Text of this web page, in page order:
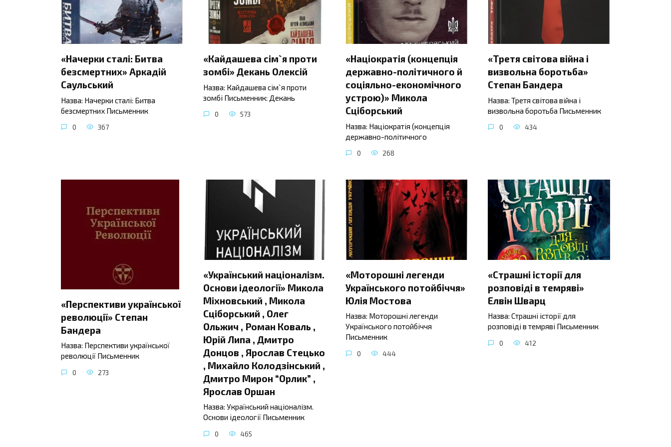
«Начерки сталі: Битва
безсмертних» Аркадій
Саульський
Назва: Начерки сталі: Битва
безсмертних Письменник
0 367
«Кайдашева сім`я проти
зомбі» Декань Олексій
Назва: Кайдашева сім`я проти
зомбі Письменник: Декань
0 573
«Націократія (концепція
державно-політичного й
соціяльно-економічного
устрою)» Микола
Сціборський
Назва: Націократія (концепція
державно-політичного
0 268
«Третя світова війна і
визвольна боротьба»
Степан Бандера
Назва: Третя світова війна і
визвольна боротьба Письменник
0 434
«Перспективи української
революції» Степан
Бандера
Назва: Перспективи української
революції Письменник
0 273
«Український націоналізм.
Основи ідеології» Микола
Міхновський , Микола
Сціборський , Олег
Ольжич , Роман Коваль ,
Юрій Липа , Дмитро
Донцов , Ярослав Стецько
, Михайло Колодзінський ,
Дмитро Мирон “Орлик” ,
Ярослав Оршан
Назва: Український націоналізм.
Основи ідеології Письменник
0 465
«Моторошні легенди
Українського потойбіччя»
Юлія Мостова
Назва: Моторошні легенди
Українського потойбіччя
Письменник
0 444
«Страшні історії для
розповіді в темряві»
Елвін Шварц
Назва: Страшні історії для
розповіді в темряві Письменник
0 412